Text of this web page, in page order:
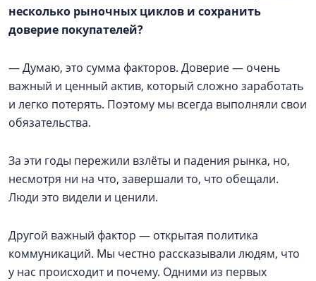
несколько рыночных циклов и сохранить
доверие покупателей?
— Думаю, это сумма факторов. Доверие — очень
важный и ценный актив, который сложно заработать
и легко потерять. Поэтому мы всегда выполняли свои
обязательства.
За эти годы пережили взлёты и падения рынка, но,
несмотря ни на что, завершали то, что обещали.
Люди это видели и ценили.
Другой важный фактор — открытая политика
коммуникаций. Мы честно рассказывали людям, что
у нас происходит и почему. Одними из первых